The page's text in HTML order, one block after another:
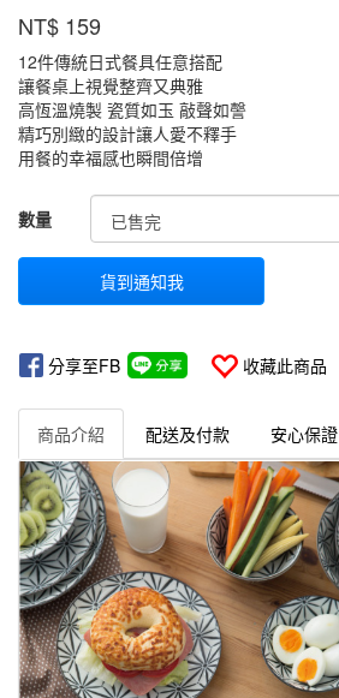
商品代號 658
KO-
658
品牌
ア
ワ
サ
カ
NT$ 159
12件傳統日式餐具任意搭配
讓餐桌上視覺整齊又典雅
高恆溫燒製 瓷質如玉 敲聲如謦
精巧別緻的設計讓人愛不釋手
用餐的幸福感也瞬間倍增
GOODS000000000000000000625
數量
貨到通知我
分享至FB 收藏此商品
商品介紹 配送及付款 安心保證